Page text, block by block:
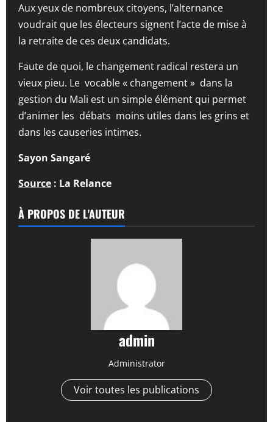
Aux yeux de nombreux citoyens, l’alternance
voudrait que les électeurs signent l’acte de mise à
la retraite de ces deux candidats.
Faute de quoi, le changement radical restera un
vieux pieu. Le vocable « changement » dans la
gestion du Mali est un simple élément qui permet
d’animer les débats moins utiles dans les grins et
dans les causeries intimes.
Sayon Sangaré
Source : La Relance
À PROPOS DE L'AUTEUR
admin
Administrator
Voir toutes les publications